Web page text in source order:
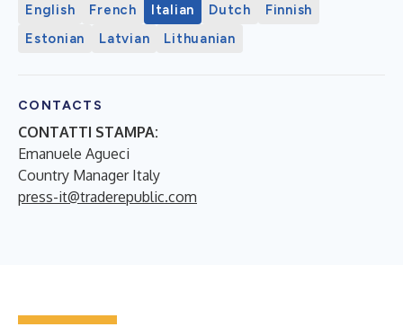
English French Italian Dutch
Finnish
Estonian
Latvian Lithuanian
CONTACTS
CONTATTI STAMPA:
Emanuele Agueci
Country Manager Italy
press-it@traderepublic.com